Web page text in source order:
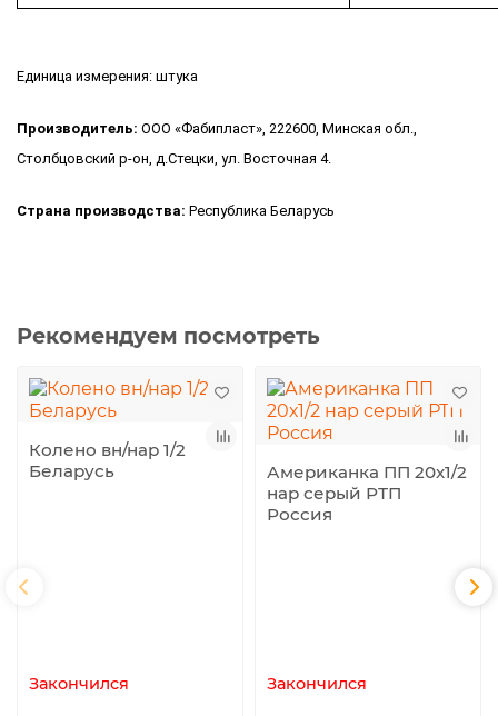
Единица измерения: штука
Производитель: ООО «Фабипласт», 222600, Минская обл.,
Столбцовский р-он, д.Стецки, ул. Восточная 4.
Страна производства: Республика Беларусь
Рекомендуем посмотреть
Колено вн/нар 1/2
Беларусь
Закончился
Американка ПП 20х1/2
нар серый РТП
Россия
Закончился